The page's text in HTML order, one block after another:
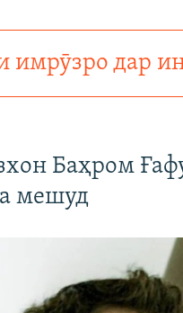
имрӯзро дар
Баҳром
мешуд